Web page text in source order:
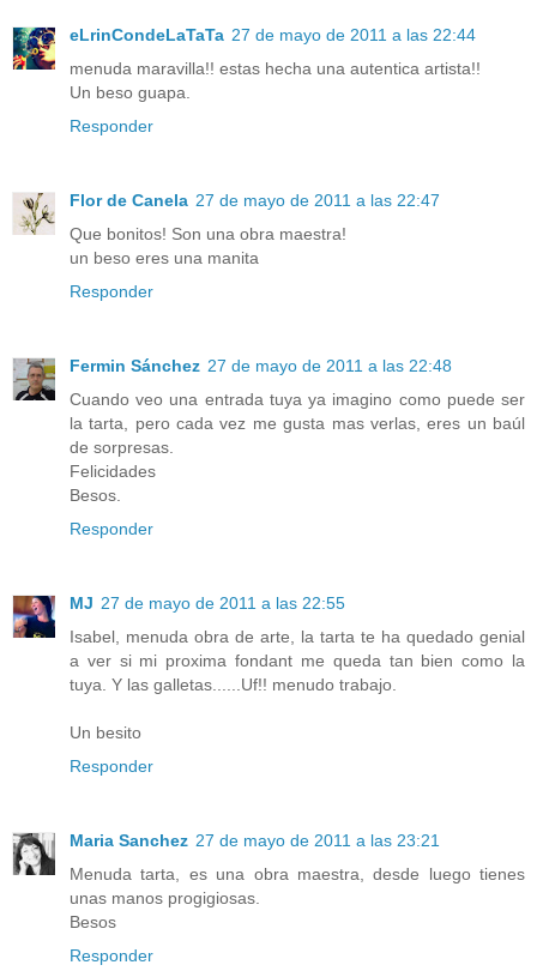
eLrinCondeLaTaTa 27 de mayo de 2011 a las 22:44
menuda maravilla!! estas hecha una autentica artista!!
Un beso guapa.
Responder
Flor de Canela 27 de mayo de 2011 a las 22:47
Que bonitos! Son una obra maestra!
un beso eres una manita
Responder
Fermin Sánchez 27 de mayo de 2011 a las 22:48
Cuando veo una entrada tuya ya imagino como puede ser
la tarta, pero cada vez me gusta mas verlas, eres un baúl
de sorpresas.
Felicidades
Besos.
Responder
MJ 27 de mayo de 2011 a las 22:55
Isabel, menuda obra de arte, la tarta te ha quedado genial
a ver si mi proxima fondant me queda tan bien como la
tuya. Y las galletas......Uf!! menudo trabajo.
Un besito
Responder
Maria Sanchez 27 de mayo de 2011 a las 23:21
Menuda tarta, es una obra maestra, desde luego tienes
unas manos progigiosas.
Besos
Responder